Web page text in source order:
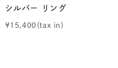
シルバー リング
¥15,400